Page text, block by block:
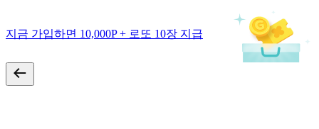
지금 가입하면 10,000P + 로또 10장 지급